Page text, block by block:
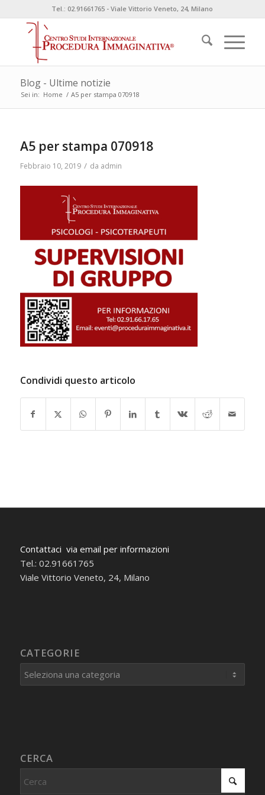
Tel.: 02.91661765 - Viale Vittorio Veneto, 24, Milano
Blog - Ultime notizie
Sei in: Home / A5 per stampa 070918
A5 per stampa 070918
Febbraio 10, 2019 / da admin
Condividi questo articolo
Contattaci via email per informazioni
Tel.: 02.91661765
Viale Vittorio Veneto, 24, Milano
CATEGORIE
Categorie
CERCA